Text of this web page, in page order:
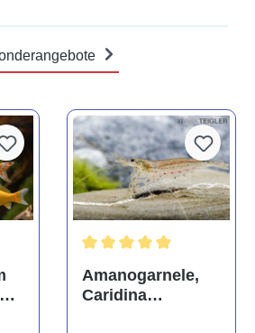
Amanogarnele,
Caridina